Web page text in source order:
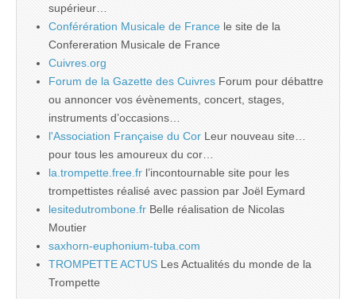
supérieur…
Conférération Musicale de France le site de la
Confereration Musicale de France
Cuivres.org
Forum de la Gazette des Cuivres Forum pour débattre
ou annoncer vos évènements, concert, stages,
instruments d’occasions…
l'Association Française du Cor Leur nouveau site…
pour tous les amoureux du cor…
la.trompette.free.fr l’incontournable site pour les
trompettistes réalisé avec passion par Joël Eymard
lesitedutrombone.fr Belle réalisation de Nicolas
Moutier
saxhorn-euphonium-tuba.com
TROMPETTE ACTUS Les Actualités du monde de la
Trompette